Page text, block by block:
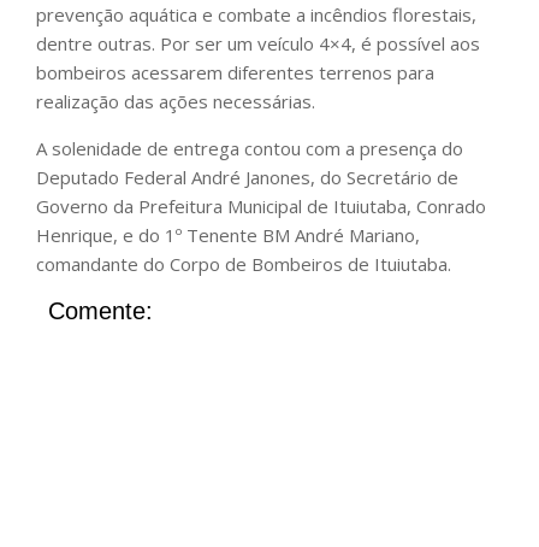
prevenção aquática e combate a incêndios florestais,
dentre outras. Por ser um veículo 4×4, é possível aos
bombeiros acessarem diferentes terrenos para
realização das ações necessárias.
A solenidade de entrega contou com a presença do
Deputado Federal André Janones, do Secretário de
Governo da Prefeitura Municipal de Ituiutaba, Conrado
Henrique, e do 1º Tenente BM André Mariano,
comandante do Corpo de Bombeiros de Ituiutaba.
Comente: